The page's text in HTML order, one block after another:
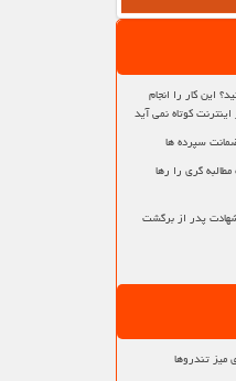
این کار را انجام
کوتاه نمی آید
سپرده ها
گری را رها
پدر از برگشت
میز تندروها